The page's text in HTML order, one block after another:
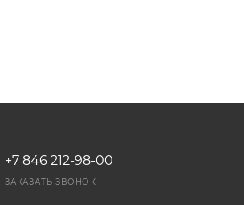
+7 846 212-98-00
ЗАКАЗАТЬ ЗВОНОК